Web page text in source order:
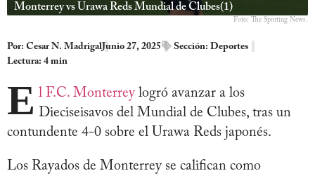
Monterrey vs Urawa Reds Mundial de Clubes(1)
Foto: The Sporting News.
Por: Cesar N. Madrigal Junio 27, 2025 Sección: Deportes
Lectura: 4 min
E l F.C. Monterrey logró avanzar a los
Dieciseisavos del Mundial de Clubes, tras un
contundente 4-0 sobre el Urawa Reds japonés.
Los Rayados de Monterrey se califican como